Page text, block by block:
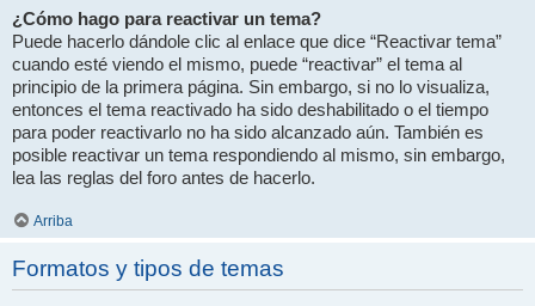
¿Cómo hago para reactivar un tema?
Puede hacerlo dándole clic al enlace que dice “Reactivar tema”
cuando esté viendo el mismo, puede “reactivar” el tema al
principio de la primera página. Sin embargo, si no lo visualiza,
entonces el tema reactivado ha sido deshabilitado o el tiempo
para poder reactivarlo no ha sido alcanzado aún. También es
posible reactivar un tema respondiendo al mismo, sin embargo,
lea las reglas del foro antes de hacerlo.
Arriba
Formatos y tipos de temas